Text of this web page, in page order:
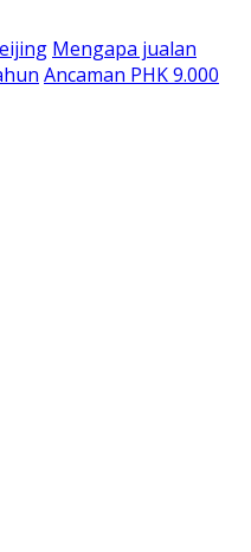
Mengapa jualan
Ancaman PHK 9.000